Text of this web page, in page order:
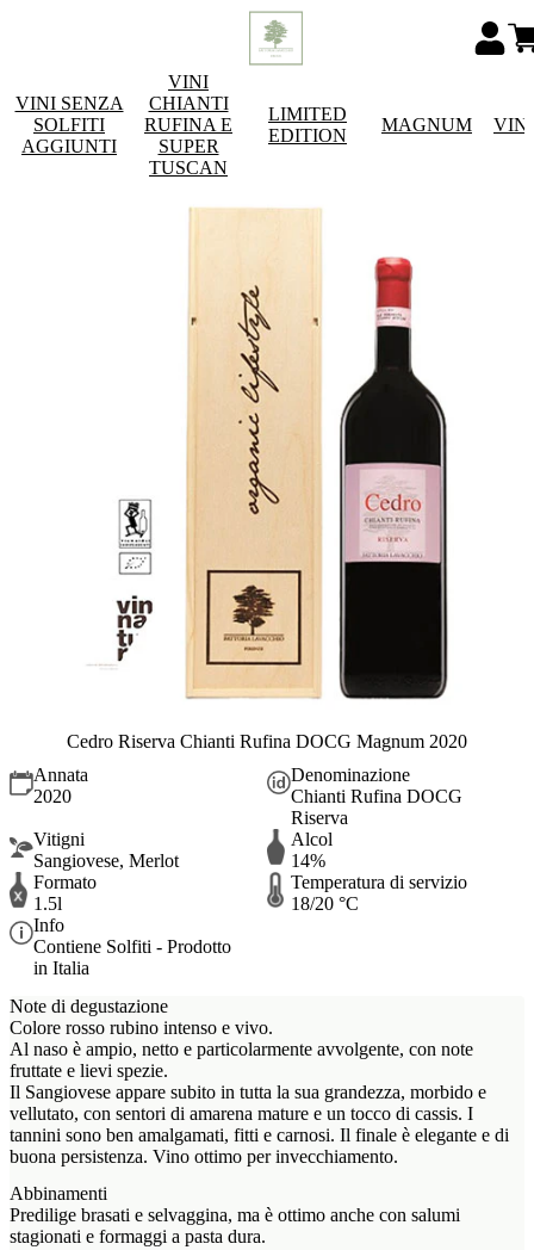
VINI SENZA
SOLFITI
AGGIUNTI
VINI
CHIANTI
RUFINA E
SUPER
TUSCAN
LIMITED
EDITION
MAGNUM
Cedro Riserva Chianti Rufina DOCG Magnum 2020
Annata
2020
Denominazione
Chianti Rufina DOCG
Riserva
Vitigni
Sangiovese, Merlot
Alcol
14%
Formato
1.5l
Temperatura di servizio
18/20 °C
Info
Contiene Solfiti - Prodotto
in Italia
Note di degustazione
Colore rosso rubino intenso e vivo.
Al naso è ampio, netto e particolarmente avvolgente, con note
fruttate e lievi spezie.
Il Sangiovese appare subito in tutta la sua grandezza, morbido e
vellutato, con sentori di amarena mature e un tocco di cassis. I
tannini sono ben amalgamati, fitti e carnosi. Il finale è elegante e di
buona persistenza. Vino ottimo per invecchiamento.
Abbinamenti
Predilige brasati e selvaggina, ma è ottimo anche con salumi
stagionati e formaggi a pasta dura.